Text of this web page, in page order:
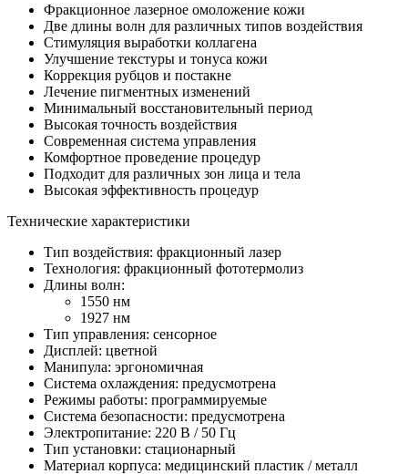
Фракционное лазерное омоложение кожи
Две длины волн для различных типов воздействия
Стимуляция выработки коллагена
Улучшение текстуры и тонуса кожи
Коррекция рубцов и постакне
Лечение пигментных изменений
Минимальный восстановительный период
Высокая точность воздействия
Современная система управления
Комфортное проведение процедур
Подходит для различных зон лица и тела
Высокая эффективность процедур
Технические характеристики​
Тип воздействия: фракционный лазер
Технология: фракционный фототермолиз
Длины волн:
1550 нм
1927 нм
Тип управления: сенсорное
Дисплей: цветной
Манипула: эргономичная
Система охлаждения: предусмотрена
Режимы работы: программируемые
Система безопасности: предусмотрена
Электропитание: 220 В / 50 Гц
Тип установки: стационарный
Материал корпуса: медицинский пластик / металл